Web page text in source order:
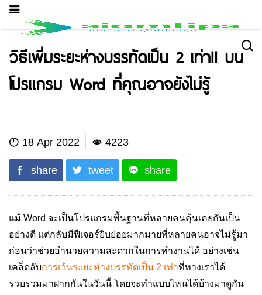
วิธีเพิ่มระยะห่างบรรทัดเป็น 2 เท่า!! บน
โปรแกรม Word ที่คุณอาจยังไม่รู้
18 Apr 2022 4223
share tweet share
แม้ Word จะเป็นโปรแกรมพื้นฐานที่หลายคนคุ้นเคยกันเป็น
อย่างดี แต่กลับมีฟีเจอร์ยิบย่อยมากมายที่หลายคนอาจไม่รู้มา
ก่อนว่าช่วยอำนวยความสะดวกในการทำงานได้ อย่างเช่น
เคล็ดลับการเว้นระยะห่างบรรทัดเป็น 2 เท่าที่ทางเราได้
รวบรวมมาฝากกันในวันนี้ โดยจะทำแบบไหนได้บ้างมาดูกัน